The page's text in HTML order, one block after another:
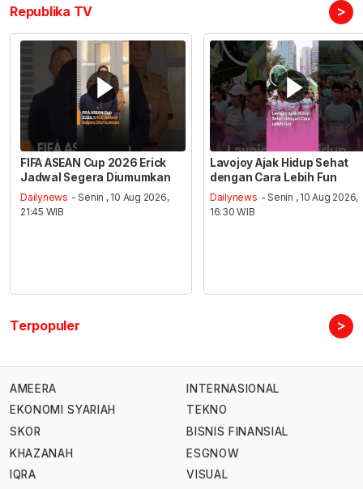
Republika TV >
FIFA ASEAN Cup 2026 Erick
Jadwal Segera Diumumkan
Dailynews - Senin , 10 Aug 2026,
21:45 WIB
Lavojoy Ajak Hidup Sehat
dengan Cara Lebih Fun
Dailynews - Senin , 10 Aug 2026,
16:30 WIB
Terpopuler >
AMEERA
EKONOMI SYARIAH
SKOR
KHAZANAH
IQRA
INTERNASIONAL
TEKNO
BISNIS FINANSIAL
ESGNOW
VISUAL